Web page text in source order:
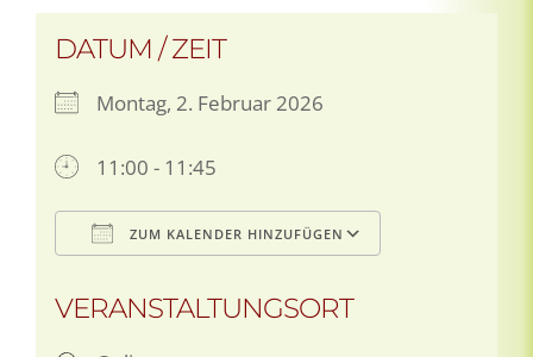
DATUM / ZEIT
Montag, 2. Februar 2026
11:00 - 11:45
ZUM KALENDER HINZUFÜGEN
VERANSTALTUNGSORT